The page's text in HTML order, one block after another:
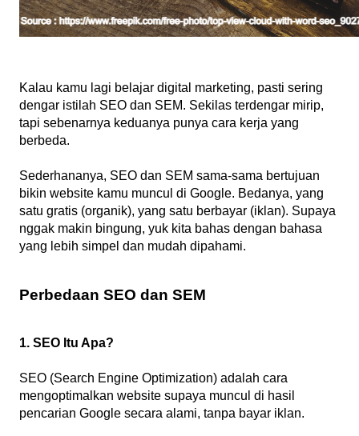
Kalau kamu lagi belajar digital marketing, pasti sering
dengar istilah SEO dan SEM. Sekilas terdengar mirip,
tapi sebenarnya keduanya punya cara kerja yang
berbeda.
Sederhananya, SEO dan SEM sama-sama bertujuan
bikin website kamu muncul di Google. Bedanya, yang
satu gratis (organik), yang satu berbayar (iklan). Supaya
nggak makin bingung, yuk kita bahas dengan bahasa
yang lebih simpel dan mudah dipahami.
Perbedaan SEO dan SEM
1. SEO Itu Apa?
SEO (Search Engine Optimization) adalah cara
mengoptimalkan website supaya muncul di hasil
pencarian Google secara alami, tanpa bayar iklan.